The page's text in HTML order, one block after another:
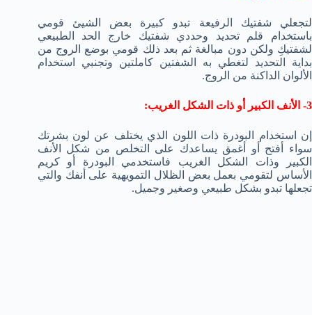
لتجعلي شفتيك الرفيعة تبدو كبيرة بعض الشيئ قومي
باستخدام قلم تحديد وحددي شفتيك خارج الحد الطبيعي
لشفتيكِ ولكن دون مبالغة ثم بعد ذلك قومي بوضع الروج من
بداية التحديد لتغطي به الشفتين كاملتين وتجنبي استخدام
الألوان الداكنة من الروج.
3- الأنف الكبير أو ذات الشكل الغريب:
إن استخدام البودرة ذات اللون الذي يختلف عن لون بشرتك
سواء أفتح أو أغمق يساعدك على التخلص من شكل الأنف
الكبير وذات الشكل الغريب فاستخدمي البودرة أو كريم
الأساس لتقومي بعمل بعض الظلال التمويهية على أنفك والتي
تجعلها تبدو بشكل طبيعي وصغير وجميل.